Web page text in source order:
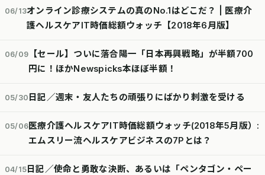
06/13オンライン診療システムの真のNo.1はどこだ？ | 医療介
護ヘルスケアIT時価総額ウォッチ【2018年6月版】
06/09
【セール】ついに落合陽一「日本再興戦略」が半額700
円に！ほかNewspicks本ほぼ半額！
05/30 日記／週末・友人たちの頑張りにばかり刺激を受ける
05/06医療介護ヘルスケアIT時価総額ウォッチ(2018年5月版）:
エムスリー流ヘルスケアビジネスの7Pとは？
04/15日記／使命と勇敢な決断、あるいは「ペンタゴン・ペー